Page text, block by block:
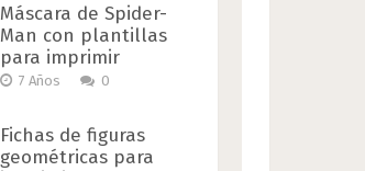
Máscara de Spider-
Man con plantillas
para imprimir
7 Años 0
Fichas de figuras
geométricas para